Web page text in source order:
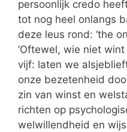
persoonlijk credo
tot nog heel onlangs
deze leus rond: ‘the
‘Oftewel, wie niet wint
vijf: laten we
onze bezetenheid
zin van winst en
richten op
welwillendheid en